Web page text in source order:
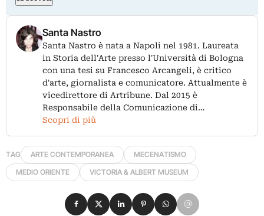
Santa Nastro
Santa Nastro è nata a Napoli nel 1981. Laureata
in Storia dell'Arte presso l'Università di Bologna
con una tesi su Francesco Arcangeli, è critico
d'arte, giornalista e comunicatore. Attualmente è
vicedirettore di Artribune. Dal 2015 è
Responsabile della Comunicazione di…
Scopri di più
TAG ARTE CONTEMPORANEA
MECENATISMO
MEDIO ORIENTE
VICTORIA & ALBERT MUSEUM
Condividi su Facebook
Condividi su X
Condividi su LinkedIn
Condividi su Pinterest
Condividi su WhatsApp
Condividi su Email